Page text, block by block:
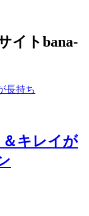
イトbana-
キレイが